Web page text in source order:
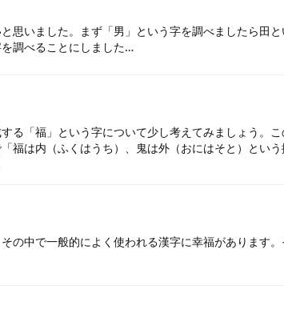
思いました。まず「男」という字を調べましたら田
調べることにしました…
る「福」という字について少し考えてみましょう。
福は内（ふくはうち）、鬼は外（おにはそと）とい
の中で一般的によく使われる漢字に幸福があります